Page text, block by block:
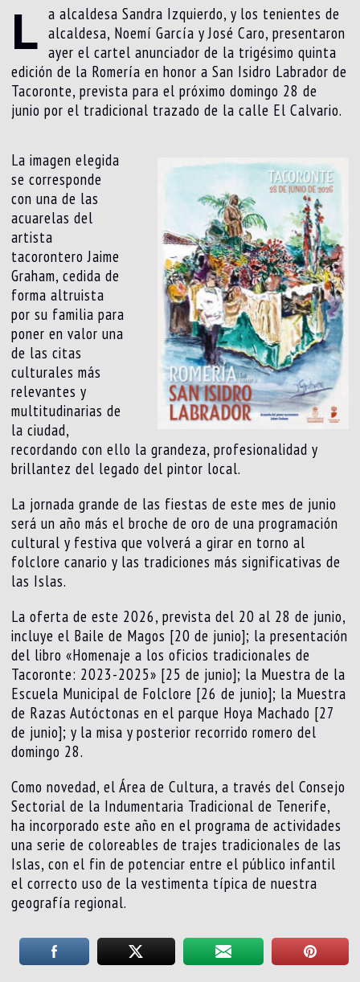
L a alcaldesa Sandra Izquierdo, y los tenientes de
alcaldesa, Noemí García y José Caro, presentaron
ayer el cartel anunciador de la trigésimo quinta
edición de la Romería en honor a San Isidro Labrador de
Tacoronte, prevista para el próximo domingo 28 de
junio por el tradicional trazado de la calle El Calvario.
La imagen elegida
se corresponde
con una de las
acuarelas del
artista
tacorontero Jaime
Graham, cedida de
forma altruista
por su familia para
poner en valor una
de las citas
culturales más
relevantes y
multitudinarias de
la ciudad,
recordando con ello la grandeza, profesionalidad y
brillantez del legado del pintor local.
La jornada grande de las fiestas de este mes de junio
será un año más el broche de oro de una programación
cultural y festiva que volverá a girar en torno al
folclore canario y las tradiciones más significativas de
las Islas.
La oferta de este 2026, prevista del 20 al 28 de junio,
incluye el Baile de Magos [20 de junio]; la presentación
del libro «Homenaje a los oficios tradicionales de
Tacoronte: 2023-2025» [25 de junio]; la Muestra de la
Escuela Municipal de Folclore [26 de junio]; la Muestra
de Razas Autóctonas en el parque Hoya Machado [27
de junio]; y la misa y posterior recorrido romero del
domingo 28.
Como novedad, el Área de Cultura, a través del Consejo
Sectorial de la Indumentaria Tradicional de Tenerife,
ha incorporado este año en el programa de actividades
una serie de coloreables de trajes tradicionales de las
Islas, con el fin de potenciar entre el público infantil
el correcto uso de la vestimenta típica de nuestra
geografía regional.